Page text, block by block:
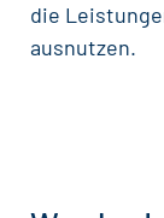
die
ausnutzen.